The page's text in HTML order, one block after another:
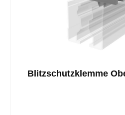
Blitzschutzklemme